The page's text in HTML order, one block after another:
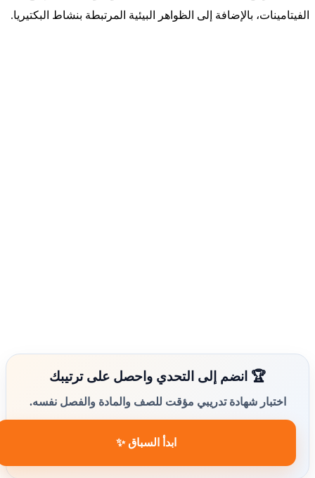
الفيتامينات، بالإضافة إلى الظواهر البيئية المرتبطة بنشاط البكتيريا.
🏆 انضم إلى التحدي واحصل على ترتيبك
اختبار شهادة تدريبي مؤقت للصف والمادة والفصل نفسه.
ابدأ السباق ✨